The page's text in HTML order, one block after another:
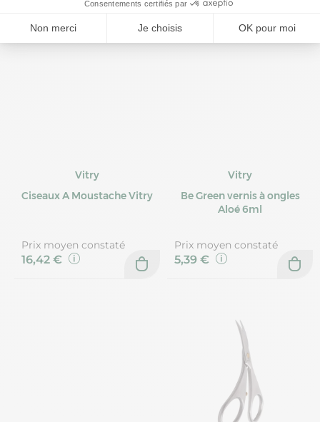
Vitry
Ciseaux A Moustache Vitry
Prix moyen constaté
16,42 €
Vitry
Be Green vernis à ongles
Aloé 6ml
Prix moyen constaté
5,39 €